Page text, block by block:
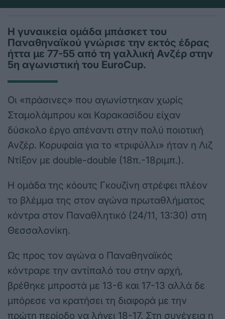
Η γυναικεία ομάδα μπάσκετ του
Παναθηναϊκού γνώρισε την εκτός έδρας
ήττα με 77-55 από τη γαλλική Ανζέρ στην
5η αγωνιστική του EuroCup.
Οι «πράσινες» που αγωνίστηκαν χωρίς
Σταμολάμπρου και Καρακασίδου είχαν
δύσκολο έργο απέναντι στην πολύ ποιοτική
Ανζέρ. Κορυφαία για το «τριφύλλι» ήταν η Λιζ
Ντίξον με double-double (18π.-18ριμπ.).
Η ομάδα της κόουτς Γκουζίνη στρέφει πλέον
το βλέμμα της στον αγώνα πρωταθλήματος
κόντρα στον Παναθλητικό (24/11, 13:30) στη
Θεσσαλονίκη.
Ως προς τον αγώνα ο Παναθηναϊκός
κόντραρε την αντίπαλό του στην αρχή,
βρέθηκε μπροστά με 13-6 και 17-13 αλλά δε
μπόρεσε να κρατήσει τη διαφορά με την
πρώτη περίοδο να λήγει 18-17. Στη συνέχεια η